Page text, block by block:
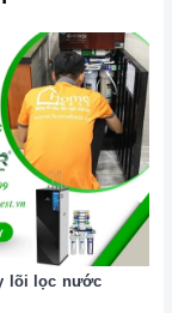
như cam kết.
sâuvà có kinh
quy trình thay
vụ thay lõi lọc
nếu quý khách
có sự đồng ý
lõi lọc nước